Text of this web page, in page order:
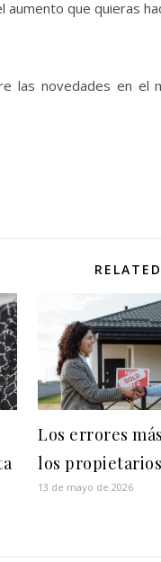
aumento que quieras
las novedades en el
Los errores
los
13 de mayo de 2026